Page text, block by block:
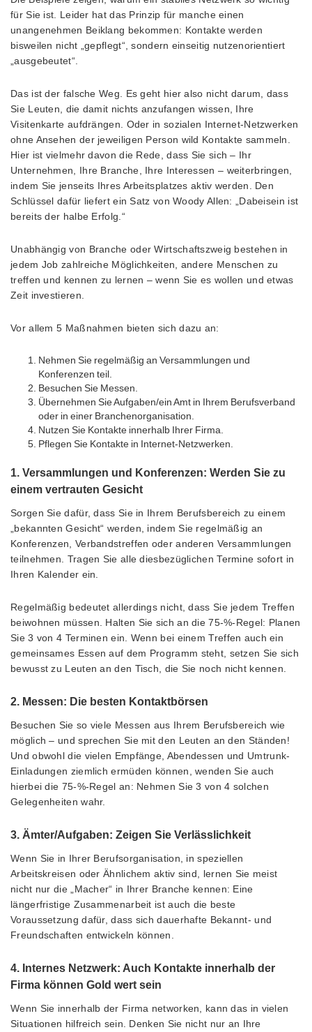
für Sie ist. Leider hat das Prinzip für manche einen
unangenehmen Beiklang bekommen: Kontakte werden
bisweilen nicht „gepflegt“, sondern einseitig nutzenorientiert
„ausgebeutet“.
Das ist der falsche Weg. Es geht hier also nicht darum, dass
Sie Leuten, die damit nichts anzufangen wissen, Ihre
Visitenkarte aufdrängen. Oder in sozialen Internet-Netzwerken
ohne Ansehen der jeweiligen Person wild Kontakte sammeln.
Hier ist vielmehr davon die Rede, dass Sie sich – Ihr
Unternehmen, Ihre Branche, Ihre Interessen – weiterbringen,
indem Sie jenseits Ihres Arbeitsplatzes aktiv werden. Den
Schlüssel dafür liefert ein Satz von Woody Allen: „Dabeisein ist
bereits der halbe Erfolg.“
Unabhängig von Branche oder Wirtschaftszweig bestehen in
jedem Job zahlreiche Möglichkeiten, andere Menschen zu
treffen und kennen zu lernen – wenn Sie es wollen und etwas
Zeit investieren.
Vor allem 5 Maßnahmen bieten sich dazu an:
Nehmen Sie regelmäßig an Versammlungen und
Konferenzen teil.
Besuchen Sie Messen.
Übernehmen Sie Aufgaben/ein Amt in Ihrem Berufsverband
oder in einer Branchenorganisation.
Nutzen Sie Kontakte innerhalb Ihrer Firma.
Pflegen Sie Kontakte in Internet-Netzwerken.
1. Versammlungen und Konferenzen: Werden Sie zu
einem vertrauten Gesicht
Sorgen Sie dafür, dass Sie in Ihrem Berufsbereich zu einem
„bekannten Gesicht“ werden, indem Sie regelmäßig an
Konferenzen, Verbandstreffen oder anderen Versammlungen
teilnehmen. Tragen Sie alle diesbezüglichen Termine sofort in
Ihren Kalender ein.
Regelmäßig bedeutet allerdings nicht, dass Sie jedem Treffen
beiwohnen müssen. Halten Sie sich an die 75-%-Regel: Planen
Sie 3 von 4 Terminen ein. Wenn bei einem Treffen auch ein
gemeinsames Essen auf dem Programm steht, setzen Sie sich
bewusst zu Leuten an den Tisch, die Sie noch nicht kennen.
2. Messen: Die besten Kontaktbörsen
Besuchen Sie so viele Messen aus Ihrem Berufsbereich wie
möglich – und sprechen Sie mit den Leuten an den Ständen!
Und obwohl die vielen Empfänge, Abendessen und Umtrunk-
Einladungen ziemlich ermüden können, wenden Sie auch
hierbei die 75-%-Regel an: Nehmen Sie 3 von 4 solchen
Gelegenheiten wahr.
3. Ämter/Aufgaben: Zeigen Sie Verlässlichkeit
Wenn Sie in Ihrer Berufsorganisation, in speziellen
Arbeitskreisen oder Ähnlichem aktiv sind, lernen Sie meist
nicht nur die „Macher“ in Ihrer Branche kennen: Eine
längerfristige Zusammenarbeit ist auch die beste
Voraussetzung dafür, dass sich dauerhafte Bekannt- und
Freundschaften entwickeln können.
4. Internes Netzwerk: Auch Kontakte innerhalb der
Firma können Gold wert sein
Wenn Sie innerhalb der Firma networken, kann das in vielen
Situationen hilfreich sein. Denken Sie nicht nur an Ihre